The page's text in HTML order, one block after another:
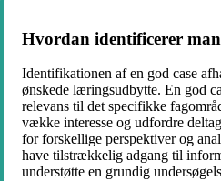
Hvordan identificerer man
Identifikationen af en god case
ønskede læringsudbytte. En god
relevans til det specifikke
vække interesse og udfordre
for forskellige perspektiver og
have tilstrækkelig adgang til
understøtte en grundig